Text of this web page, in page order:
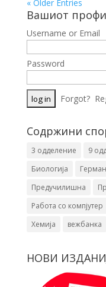
« Older Entries
Вашиот
Username or Email
Password
Forgot?
Содржини
3 одделение 9
Биологија
Предучилишна
Работа со компјутер
Хемија
вежбанка
НОВИ